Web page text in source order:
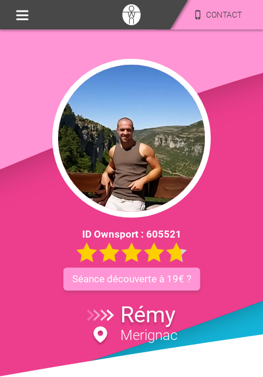
CONTACT
ID Ownsport : 605521
Séance découverte à 19€ ?
Rémy
Merignac